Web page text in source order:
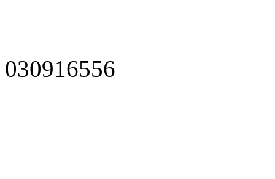
030916556